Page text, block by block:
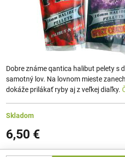
Dobre známe qantica halibut pelety s
samotný lov. Na lovnom mieste
dokáže prilákať ryby aj z veľkej diaľky.
Skladom
6,50 €